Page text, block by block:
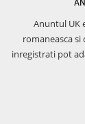
Anuntul UK
romaneasca
inregistrati pot